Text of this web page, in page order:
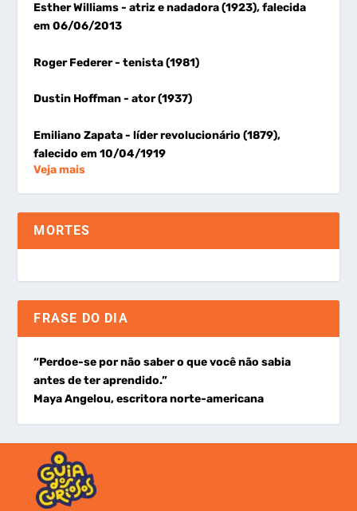
Esther Williams- atriz e nadadora (1923), falecida
em 06/06/2013
Roger Federer- tenista (1981)
Dustin Hoffman- ator (1937)
Emiliano Zapata- líder revolucionário (1879),
falecido em 10/04/1919
Veja mais
MORTES
FRASE DO DIA
“Perdoe-se por não saber o que você não sabia
antes de ter aprendido.”
Maya Angelou, escritora norte-americana